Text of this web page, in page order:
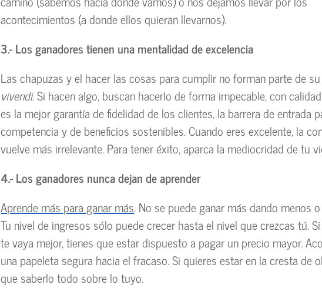
acontecimientos (a donde ellos quieran llevarnos).
3.- Los ganadores tienen una mentalidad de excelencia
Las chapuzas y el hacer las cosas para cumplir no forman parte de
vivendi. Si hacen algo, buscan hacerlo de forma impecable, con
es la mejor garantía de fidelidad de los clientes, la barrera de entrada
competencia y de beneficios sostenibles. Cuando eres excelente, la
vuelve más irrelevante. Para tener éxito, aparca la mediocridad de tu
4.- Los ganadores nunca dejan de aprender
Aprende más para ganar más. No se puede ganar más dando menos
Tu nivel de ingresos sólo puede crecer hasta el nivel que crezcas tú.
te vaya mejor, tienes que estar dispuesto a pagar un precio mayor.
una papeleta segura hacia el fracaso. Si quieres estar en la cresta de
que saberlo todo sobre lo tuyo.